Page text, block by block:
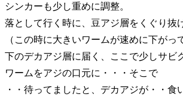
シンカーも少し重めに調整。
落として行く時に、豆アジ層をくぐり抜
（この時に大きいワームが速めに下がっ
下のデカアジ層に届く、ここで少しサビ
ワームをアジの口元に・・・そこで
・・待ってましたと、デカアジが・・食